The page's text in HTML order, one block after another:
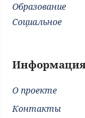
Образование
Социальное
Информация
О проекте
Контакты